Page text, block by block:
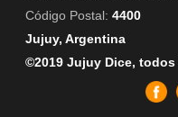
Código Postal: 4400
Jujuy, Argentina
©2019 Jujuy Dice,